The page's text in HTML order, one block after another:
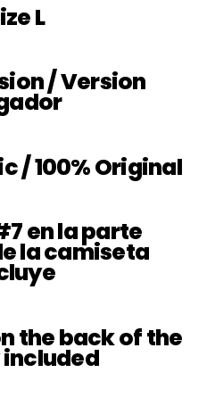
L
/ Version
/ 100% Original
en la parte
la camiseta
the back of the